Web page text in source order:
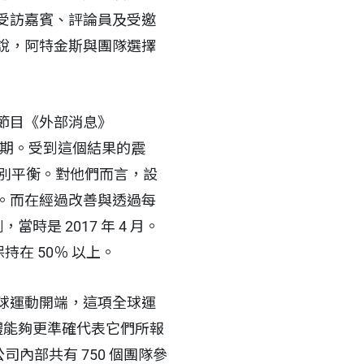
訪嘉賓、評論員及受邀
，阿特金斯與團隊選擇
《外部消息》
。受到這個結果的震
平衡。對他們而言，設
而在經過改善與透過每
當時是 2017 年 4 月。
在 50％ 以上。
運動開端，這項全球運
夠更準確代表它們所報
內部共有 750 個團隊參